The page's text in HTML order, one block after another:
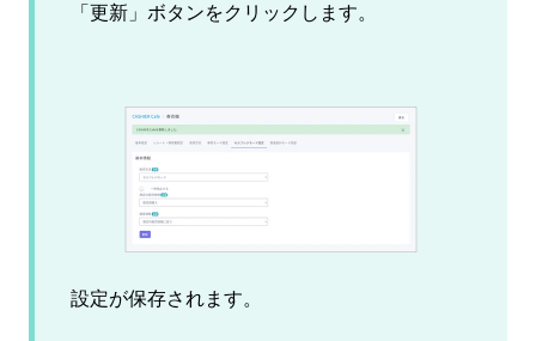
「更新」ボタンをクリックします。
設定が保存されます。